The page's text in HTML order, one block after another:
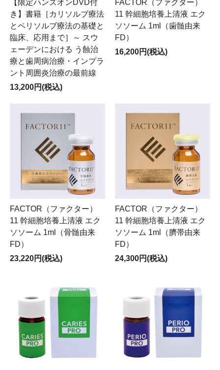
【限定ハンズオンDVD付
き】書籍［カリソルブ療法
とペリソルブ療法の基礎と
臨床、応用まで］～ スウ
ェーデンにおける う蝕治
療と歯周病治療・インプラ
ント周囲炎治療の最前線
13,200円(税込)
FACTOR（ファクター）
11 幹細胞培養上清液 エク
ソソーム 1ml（歯髄由来
FD）
16,200円(税込)
FACTOR（ファクター）
11 幹細胞培養上清液 エク
ソソーム 1ml（骨髄由来
FD）
23,220円(税込)
FACTOR（ファクター）
11 幹細胞培養上清液 エク
ソソーム 1ml（臍帯由来
FD）
24,300円(税込)